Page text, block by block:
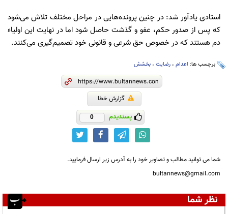
استادی یادآور شد: در چنین پرونده‌هایی در مراحل مختلف تلاش می‌شود
که پس از صدور حکم، عفو و گذشت حاصل شود اما در نهایت این اولیاء
دم هستند که در خصوص حق شرعی و قانونی خود تصمیم‌گیری می‌کنند.
برچسب ها: اعدام ، رضایت ، بخشش
گزارش خطا
پسندیدم 0
شما می توانید مطالب و تصاویر خود را به آدرس زیر ارسال فرمایید.
bultannews@gmail.com
نظر شما